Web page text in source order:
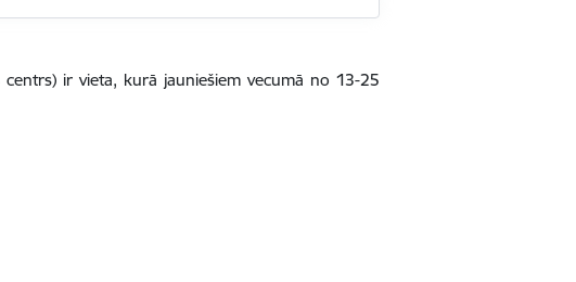
ir vieta, kurā jauniešiem vecumā no 13-25